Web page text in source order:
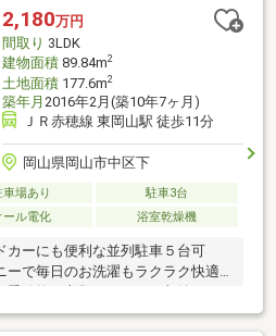
場予約ボタンか
*☆* *☆*
2,180万円
間取り 3LDK
建物面積89.84m2
土地面積177.6m2
築年月 2016年2月(築10年7ヶ月)
ＪＲ赤穂線 東岡山駅 徒歩11分
岡山県岡山市中区下
車場あり
駐車3台
ール電化 浴室乾燥機
カーにも便利な並列駐車５台可
ーで毎日のお洗濯もラクラク快適■
■リビングのお子様を見守りながら